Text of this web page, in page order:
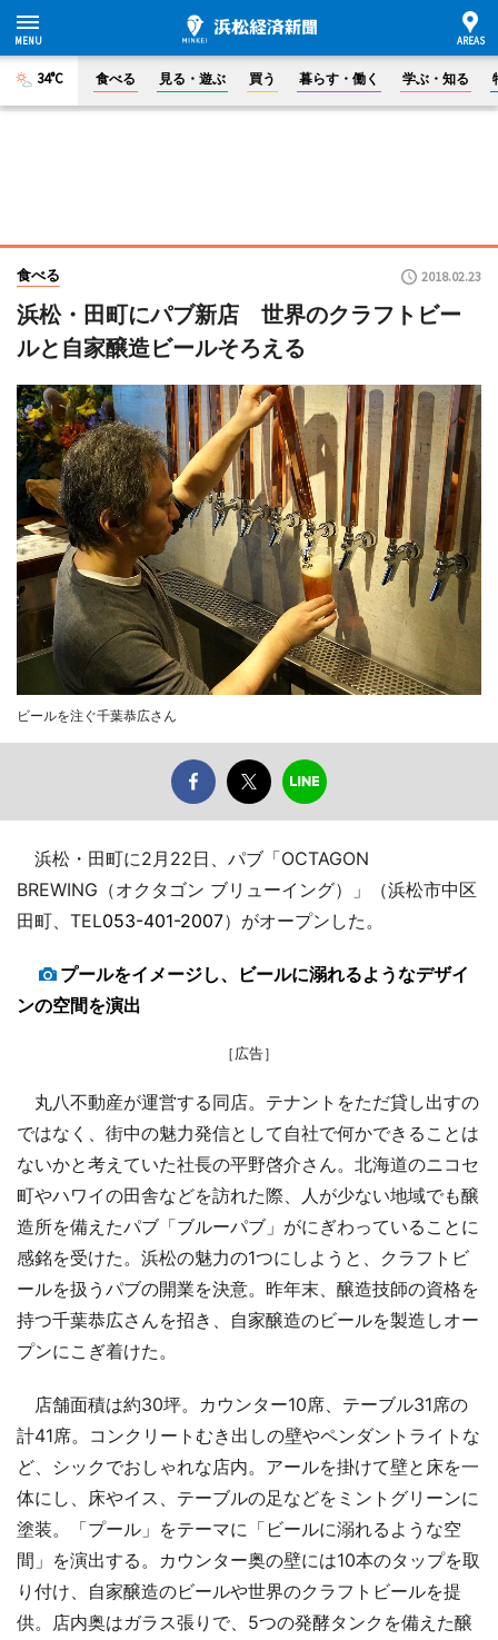
34°C 食べる 見る・遊ぶ 買う 暮らす・働く 学ぶ・知る
食べる 2018.02.23
浜松・田町にパブ新店 世界のクラフトビー
ルと自家醸造ビールそろえる
ビールを注ぐ千葉恭広さん
浜松・田町に2月22日、パブ「OCTAGON
BREWING（オクタゴン ブリューイング）」（浜松市中区
田町、TEL053-401-2007）がオープンした。
プールをイメージし、ビールに溺れるようなデザイ
ンの空間を演出
［広告］
丸八不動産が運営する同店。テナントをただ貸し出すの
ではなく、街中の魅力発信として自社で何かできることは
ないかと考えていた社長の平野啓介さん。北海道のニコセ
町やハワイの田舎などを訪れた際、人が少ない地域でも醸
造所を備えたパブ「ブルーパブ」がにぎわっていることに
感銘を受けた。浜松の魅力の1つにしようと、クラフトビ
ールを扱うパブの開業を決意。昨年末、醸造技師の資格を
持つ千葉恭広さんを招き、自家醸造のビールを製造しオー
プンにこぎ着けた。
店舗面積は約30坪。カウンター10席、テーブル31席の
計41席。コンクリートむき出しの壁やペンダントライトな
ど、シックでおしゃれな店内。アールを掛けて壁と床を一
体にし、床やイス、テーブルの足などをミントグリーンに
塗装。「プール」をテーマに「ビールに溺れるような空
間」を演出する。カウンター奥の壁には10本のタップを取
り付け、自家醸造のビールや世界のクラフトビールを提
供。店内奥はガラス張りで、5つの発酵タンクを備えた醸